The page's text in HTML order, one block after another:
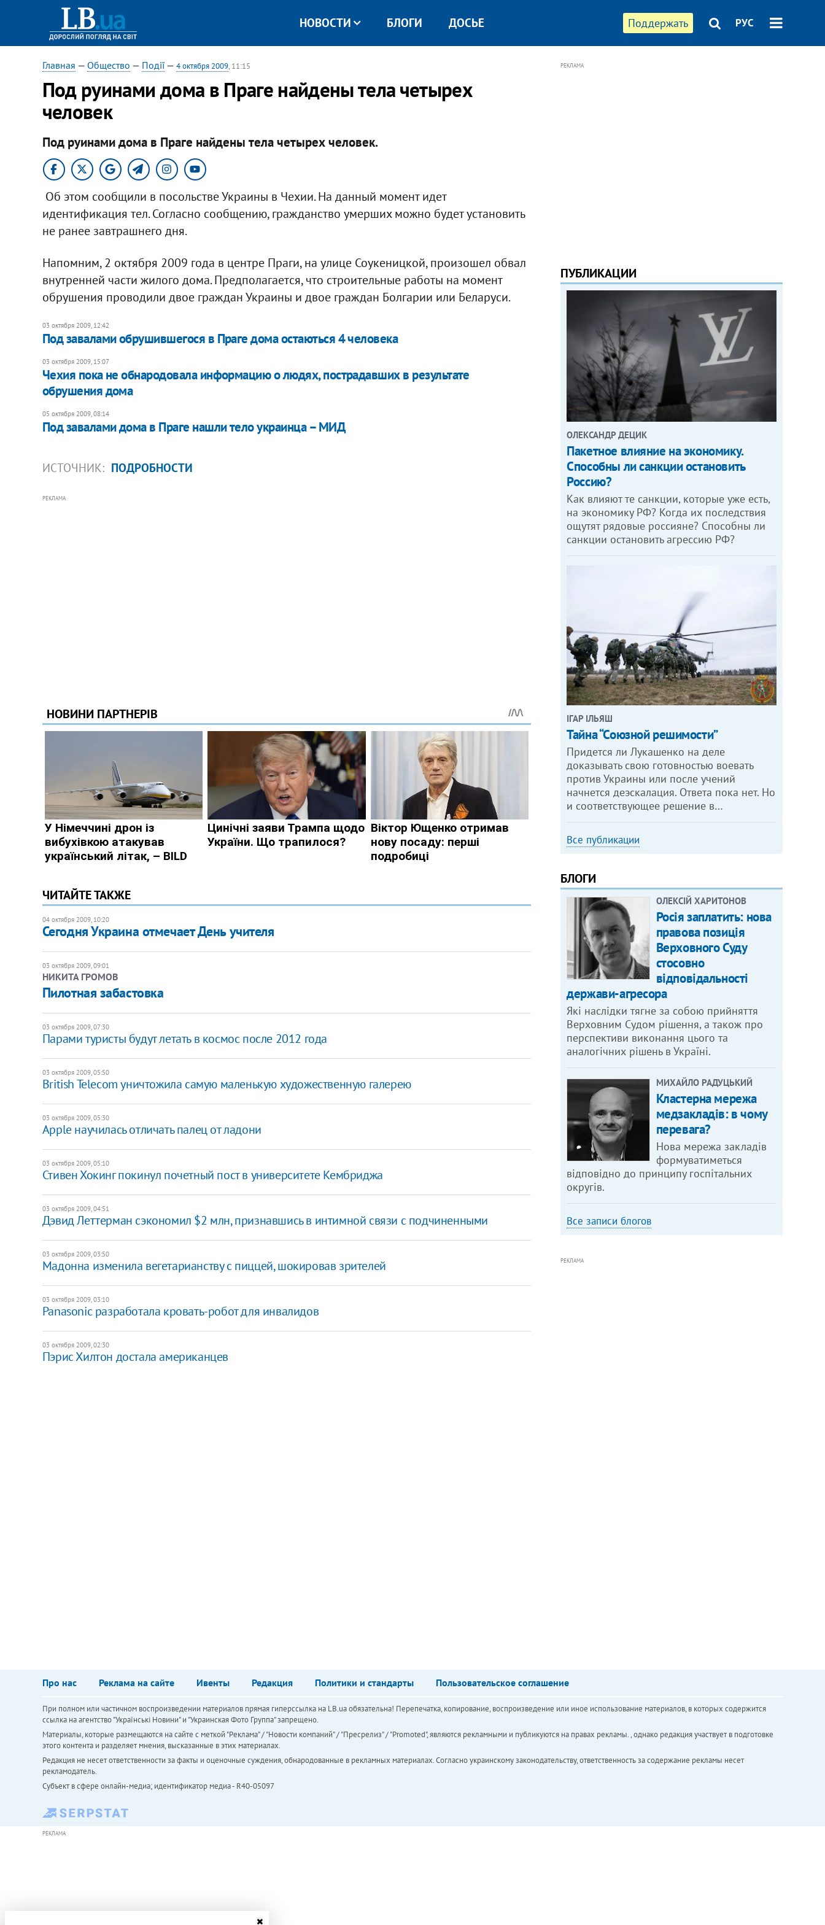
Поддержать РУС
НОВОСТИ БЛОГИ ДОСЬЕ
Главная — Общество — Події— 4 октября 2009, 11:15
Под руинами дома в Праге найдены тела четырех
человек
Под руинами дома в Праге найдены тела четырех человек.
Об этом сообщили в посольстве Украины в Чехии. На данный момент идет
идентификация тел. Согласно сообщению, гражданство умерших можно будет установить
не ранее завтрашнего дня.
Напомним, 2 октября 2009 года в центре Праги, на улице Соукеницкой, произошел обвал
внутренней части жилого дома. Предполагается, что строительные работы на момент
обрушения проводили двое граждан Украины и двое граждан Болгарии или Беларуси.
03 октября 2009, 12:42
Под завалами обрушившегося в Праге дома остаються 4 человека
03 октября 2009, 15:07
Чехия пока не обнародовала информацию о людях, пострадавших в результате
обрушения дома
05 октября 2009, 08:14
Под завалами дома в Праге нашли тело украинца – МИД
ИСТОЧНИК: ПОДРОБНОСТИ
РЕКЛАМА
ЧИТАЙТЕ ТАКЖЕ
04 октября 2009, 10:20
Сегодня Украина отмечает День учителя
03 октября 2009, 09:01
НИКИТА ГРОМОВ
Пилотная забастовка
03 октября 2009, 07:30
Парами туристы будут летать в космос после 2012 года
03 октября 2009, 05:50
British Telecom уничтожила самую маленькую художественную галерею
03 октября 2009, 05:30
Apple научилась отличать палец от ладони
03 октября 2009, 05:10
Стивен Хокинг покинул почетный пост в университете Кембриджа
03 октября 2009, 04:51
Дэвид Леттерман сэкономил $2 млн, признавшись в интимной связи с подчиненными
03 октября 2009, 03:50
Мадонна изменила вегетарианству с пиццей, шокировав зрителей
03 октября 2009, 03:10
Panasonic разработала кровать-робот для инвалидов
03 октября 2009, 02:30
Пэрис Хилтон достала американцев
РЕКЛАМА
ПУБЛИКАЦИИ
ОЛЕКСАНДР ДЕЦИК
Пакетное влияние на экономику.
Способны ли санкции остановить
Россию?
Как влияют те санкции, которые уже есть,
на экономику РФ? Когда их последствия
ощутят рядовые россияне? Способны ли
санкции остановить агрессию РФ?
ІГАР ІЛЬЯШ
Тайна “Союзной решимости”
Придется ли Лукашенко на деле
доказывать свою готовностью воевать
против Украины или после учений
начнется деэскалация. Ответа пока нет. Но
и соответствующее решение в…
Все публикации
БЛОГИ
ОЛЕКСІЙ ХАРИТОНОВ
Росія заплатить: нова
правова позиція
Верховного Суду
стосовно
відповідальності
держави-агресора
Які наслідки тягне за собою прийняття
Верховним Судом рішення, а також про
перспективи виконання цього та
аналогічних рішень в Україні.
МИХАЙЛО РАДУЦЬКИЙ
Кластерна мережа
медзакладів: в чому
перевага?
Нова мережа закладів
формуватиметься
відповідно до принципу госпітальних
округів.
Все записи блогов
РЕКЛАМА
Про нас Реклама на сайте Ивенты Редакция Политики и стандарты Пользовательское соглашение
При полном или частичном воспроизведении материалов прямая гиперссылка на LB.ua обязательна! Перепечатка, копирование, воспроизведение или иное использование материалов, в которых содержится
ссылка на агентство "Українськi Новини" и "Украинская Фото Группа" запрещено.
Материалы, которые размещаются на сайте с меткой "Реклама" / "Новости компаний" / "Пресрелиз" / "Promoted", являются рекламными и публикуются на правах рекламы. , однако редакция участвует в подготовке
этого контента и разделяет мнения, высказанные в этих материалах.
Редакция не несет ответственности за факты и оценочные суждения, обнародованные в рекламных материалах. Согласно украинскому законодательству, ответственность за содержание рекламы несет
рекламодатель.
Субъект в сфере онлайн-медиа; идентификатор медиа - R40-05097
РЕКЛАМА